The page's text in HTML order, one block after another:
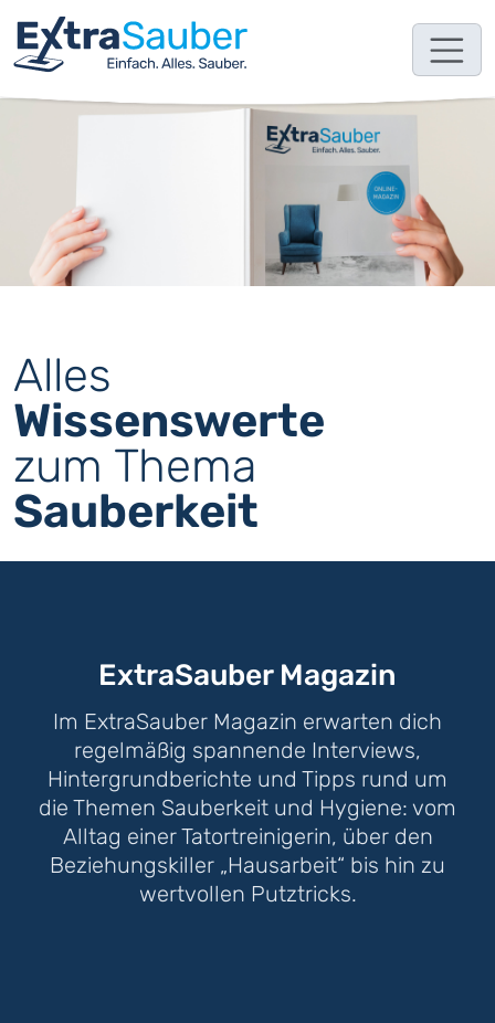
Alles
Wissenswerte
zum Thema
Sauberkeit
ExtraSauber Magazin
Im ExtraSauber Magazin erwarten dich
regelmäßig spannende Interviews,
Hintergrundberichte und Tipps rund um
die Themen Sauberkeit und Hygiene: vom
Alltag einer Tatortreinigerin, über den
Beziehungskiller „Hausarbeit“ bis hin zu
wertvollen Putztricks.